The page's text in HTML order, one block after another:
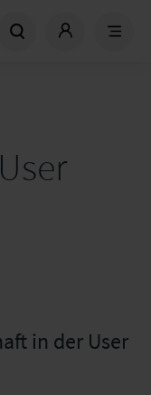
in der User